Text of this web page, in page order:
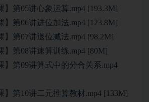
第05讲心象运算.mp4 [193.3M]
第06讲进位加法.mp4 [123.8M]
第07讲退位减法.mp4 [98.2M]
第08讲速算训练.mp4 [80M]
第09讲算式中的分合关系.mp4
第10讲二元推算教材.mp4 [133M]